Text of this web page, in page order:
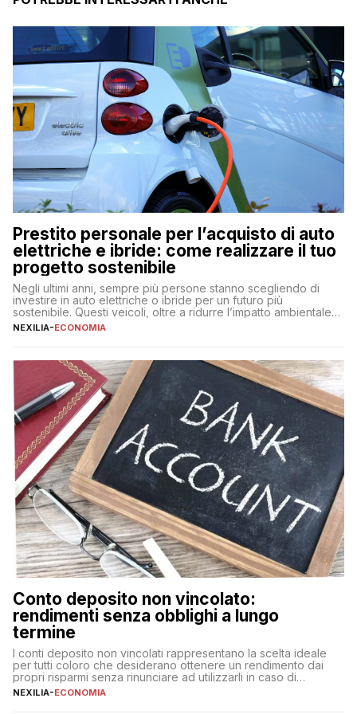
Prestito personale per l’acquisto di auto
elettriche e ibride: come realizzare il tuo
progetto sostenibile
Negli ultimi anni, sempre più persone stanno scegliendo di
investire in auto elettriche o ibride per un futuro più
sostenibile. Questi veicoli, oltre a ridurre l’impatto ambientale,
offrono vantaggi economici a lungo termine, come minori costi
fare se non […]
NEXILIA-ECONOMIA
Conto deposito non vincolato:
rendimenti senza obblighi a lungo
termine
I conti deposito non vincolati rappresentano la scelta ideale
per tutti coloro che desiderano ottenere un rendimento dai
propri risparmi senza rinunciare ad utilizzarli in caso di
necessità. A differenza delle forme vincolate tradizionali,
NEXILIA-ECONOMIA